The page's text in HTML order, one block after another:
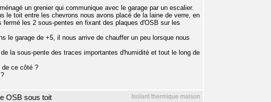
un grenier qui communique avec le garage par un escalier.
le toit entre les chevrons nous avons placé de la laine de verre, en
les 2 sous-pentes en fixant des plaques d'OSB sur les
le garage de +5, il nous arrive de chauffer un peu lorsque nous
la sous-pente des traces importantes d'humidité et tout le long de
de ce côté ?
Isolant thermique maison
OSB sous toit